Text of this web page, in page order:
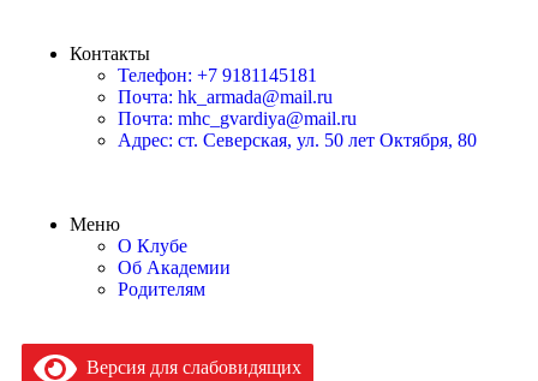
Контакты
Телефон: +7 9181145181
Почта: hk_armada@mail.ru
Почта: mhc_gvardiya@mail.ru
Адрес: ст. Северская, ул. 50 лет Октября, 80
Меню
О Клубе
Об Академии
Родителям
Версия для слабовидящих